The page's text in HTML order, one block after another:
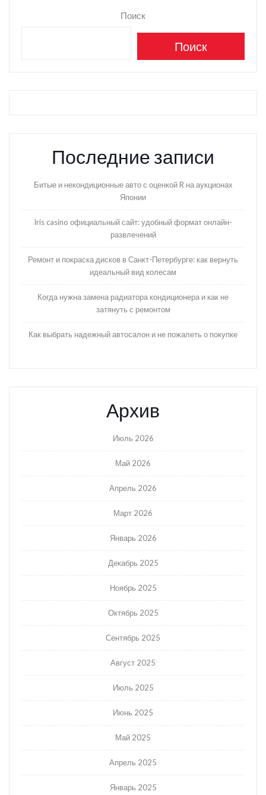
Поиск
Поиск
Последние записи
Битые и некондиционные авто с оценкой R на аукционах
Японии
Iris casino официальный сайт: удобный формат онлайн-
развлечений
Ремонт и покраска дисков в Санкт-Петербурге: как вернуть
идеальный вид колесам
Когда нужна замена радиатора кондиционера и как не
затянуть с ремонтом
Как выбрать надежный автосалон и не пожалеть о покупке
Архив
Июль 2026
Май 2026
Апрель 2026
Март 2026
Январь 2026
Декабрь 2025
Ноябрь 2025
Октябрь 2025
Сентябрь 2025
Август 2025
Июль 2025
Июнь 2025
Май 2025
Апрель 2025
Январь 2025